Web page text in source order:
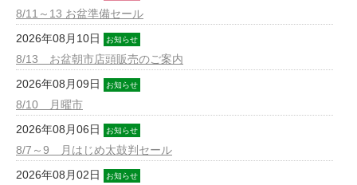
8/11～13 お盆準備セール
2026年08月10日
お知らせ
8/13 お盆朝市店頭販売のご案内
2026年08月09日
お知らせ
8/10 月曜市
2026年08月06日
お知らせ
8/7～9 月はじめ太鼓判セール
2026年08月02日
お知らせ